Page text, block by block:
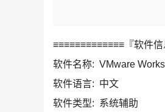
≡≡≡≡≡≡≡≡≡≡≡≡≡『软件
软件名称: VMware
软件语言: 中文
软件类型: 系统辅助